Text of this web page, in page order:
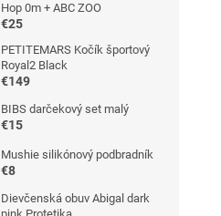
Hop 0m + ABC ZOO
€25
PETITEMARS Kočík športový
Royal2 Black
€149
BIBS darčekový set malý
€15
Mushie silikónový podbradník
€8
Dievčenská obuv Abigal dark